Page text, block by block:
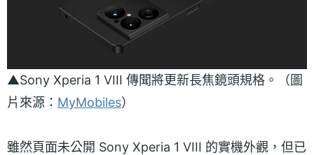
▲Sony Xperia 1 VIII 傳聞將更新長焦鏡頭規格。（圖
片來源： MyMobiles）
雖然頁面未公開 Sony Xperia 1 VIII 的實機外觀，但已